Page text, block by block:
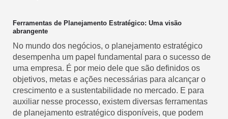
Ferramentas de Planejamento Estratégico: Uma visão
abrangente
No mundo dos negócios, o planejamento estratégico
desempenha um papel fundamental para o sucesso de
uma empresa. É por meio dele que são definidos os
objetivos, metas e ações necessárias para alcançar o
crescimento e a sustentabilidade no mercado. E para
auxiliar nesse processo, existem diversas ferramentas
de planejamento estratégico disponíveis, que podem